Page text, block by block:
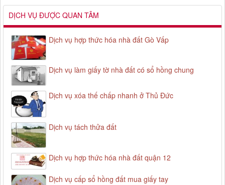
DỊCH VỤ ĐƯỢC QUAN TÂM
Dịch vụ hợp thức hóa nhà đất Gò Vấp
Dịch vụ làm giấy tờ nhà đất có sổ hồng chung
Dịch vụ xóa thế chấp nhanh ở Thủ Đức
Dịch vụ tách thửa đất
Dịch vụ hợp thức hóa nhà đất quận 12
Dịch vụ cấp sổ hồng đất mua giấy tay